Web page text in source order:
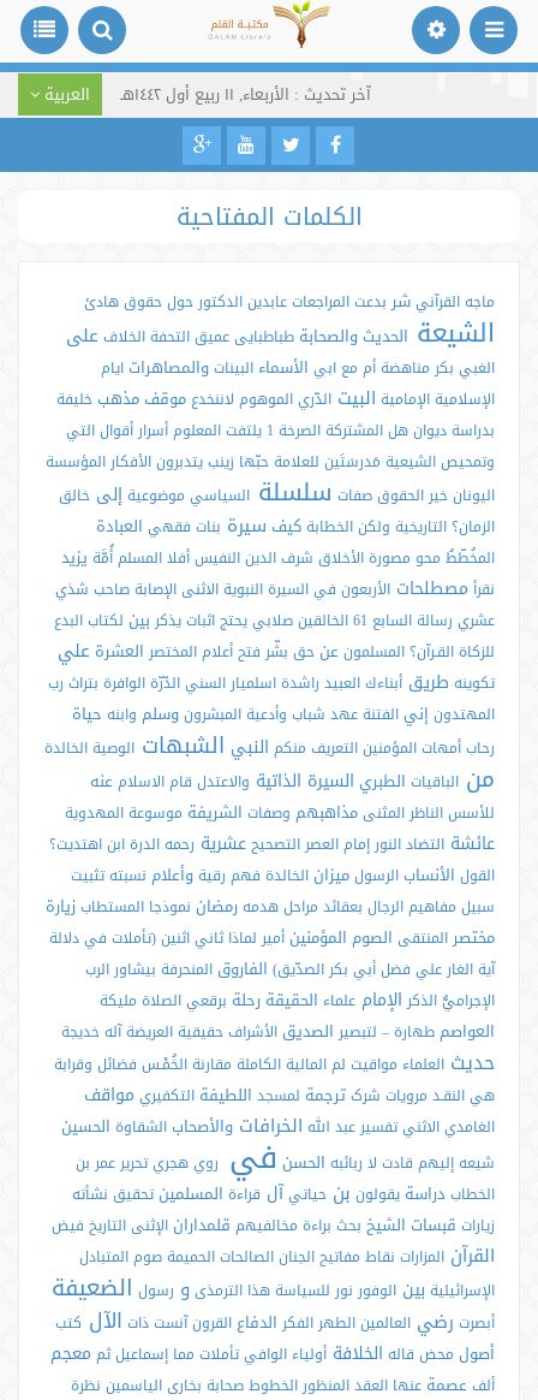
آخر تحديث : الأربعاء, ١١ ربيع أول ١٤٤٢هـ العربية
الكلمات المفتاحية
ماجهالقرآنيشر بدعتالمراجعاتعابدينالدكتور حولحقوقهادئ
الشيعة الحديث والصحابة طباطباییعميقالتحفةالخلاف على
الغبي بكر مناهضةأم مع ابي الأسماءالبيناتوالمصاهرات ایام
الإسلاميةالإمامية البيت الدّريالموهوم لاننخدعموقف مذهب خليفة
بدراسةديوانهلالمشتركةالصرخة 1 يلتفتالمعلومأسرار أقوالالتي
وتمحيصالشيعية مَدرسَتَين للعلامةحبّها زينبيتدبرونالأفكار المؤسسة
اليونانخير الحقوقصفات سلسلة السياسي موضوعية إلى خالق
الزمان؟التاريخية ولكنالخطابةكيف سيرة بنات فقهي العبادة
المخُطّطُ محو مصورةالأخلاق شرف الدينالنفيسأفلاالمسلمأُمَّة يزيد
نقرأ مصطلحات الأربعون في السيرة النبويةالاثنىالإصابةصاحب شذي
عشري رسالةالسابع 61الخالقينصلابييحتجاثباتيذكر بین لكتابالبدع
للزكاةالقـرآن؟المسلمون عن حق بشّر فتحأعلامالمختصر العشرة علي
تكوينه طريق أبناءكالعبيد راشدةاسلمیار السنيالدّرّةالوافرة بتراث رب
المهتدون إنيالفتنةعهد شباب وأدعيةالمبشرونوسلم وابنه حياة
رحابأمهات المؤمنينالتعريف منكم النبي الشبهات الوصية الخالدة
من الباقيات الطبري السيرة الذاتية والاعتدل قامالاسلام عنه
للأسسالناظر المثنىمذاهبهم وصفات الشريفة موسوعةالمهدوية
عائشة التضادالنور إمام العصر التصحيحعشرية رحمهالدرةابناهتديت؟
القول الأنساب الرسولميزان الخالدة فهم رقيةوأعلام نسبتهتثبيت
سبيل مفاهيمالرجال بعقائد مراحلهدمهرمضان نموذجا المستطابزيارة
مختصر المنتقى الصوم المؤمنين أمير لماذاثاني اثنين (تأملات في دلالة
آية الغار علي فضل أبي بكر الصدّيق) الفاروق المنحرفة بیشاور الرب
الإجراميُّالذكر الإمام علماء الحقيقة رحلة برقعيالصلاة مليكة
العواصمطهارة– لتبصير الصديق الأشرافحقيقيةالعريضةآلهخديجة
حدیث العلماء مواقيت لمالماليةالكاملة مقارنةالخُمْـس فضائل وقرابة
هيالنقـد مرويات شرکترجمة لمسجد اللطيفة التكفيري مواقف
الغامديالاثنيتفسير عبد الله الخرافات والأصحاب الشقاوة الحسين
شیعهإليهم قادت لا ربائبه الحسن في رويهجريتحرير عمر بن
الخطاب دراسة يقولون بن حياتيآل قراءة المسلمينتحقيق نشأته
زيارات قبسات الشيخ بحث براءة مخالفيهم قلمداران الإثنىالتاريخ فيض
القرآن المزارات نقاط مفاتيح الجنانالصالحاتالحميمةصومالمتبادل
الإسرائيلية بين الوفور نور للسياسةهذا الترمذیو رسول الضعيفة
أبصرت رضي العالمينالطهر الفكر الدفاع القرونآنستذات الآل كتب
أصول محض قاله الخلافة أولياءالوافيتأملات مما إسماعيلثم معجم
ألف عصمة عنها العقدالمنظور الخطوطصحابة بخاریالياسمين نظرة